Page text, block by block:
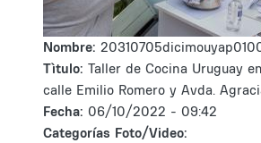
Nombre:
Tìtulo: Taller de Cocina Uruguay
calle Emilio Romero y Avda.
Fecha: 06/10/2022 - 09:42
Categorías Foto/Video: